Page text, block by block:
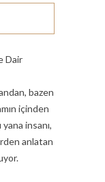
Dair
bazen
içinden
insanı,
anlatan